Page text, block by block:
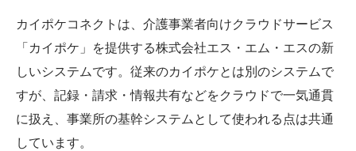
カイポケコネクトは、介護事業者向けクラウドサービス
「カイポケ」を提供する株式会社エス・エム・エスの新
しいシステムです。従来のカイポケとは別のシステムで
すが、記録・請求・情報共有などをクラウドで一気通貫
に扱え、事業所の基幹システムとして使われる点は共通
しています。